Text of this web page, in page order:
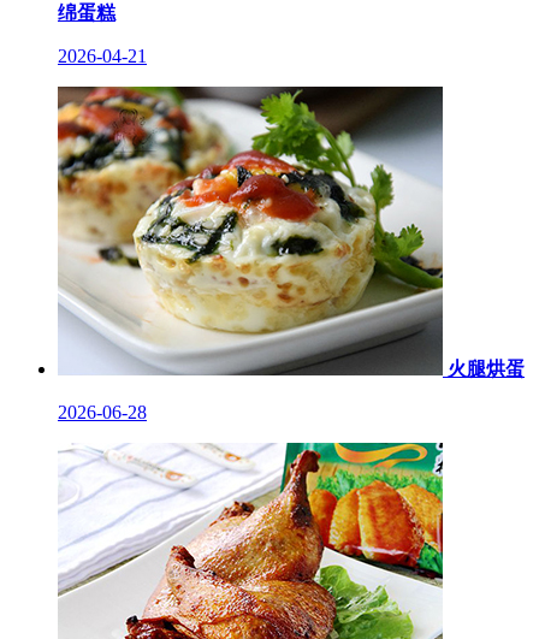
绵蛋糕
2026-04-21
火腿烘蛋
2026-06-28